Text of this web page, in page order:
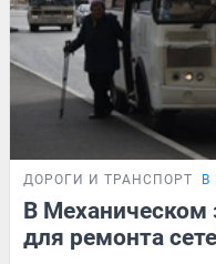
ДОРОГИ И ТРАНСПОРТ В
В
для ремонта